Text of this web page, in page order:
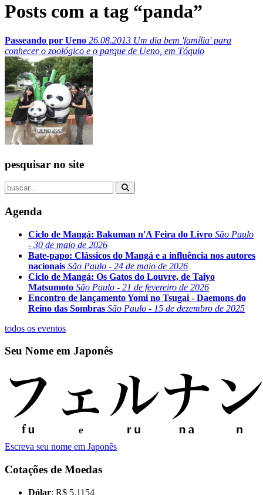
Posts com a tag “panda”
Passeando por Ueno 26.08.2013 Um dia bem 'família' para
conhecer o zoológico e o parque de Ueno, em Tóquio
pesquisar no site
Agenda
Ciclo de Mangá: Bakuman n'A Feira do Livro São Paulo
- 30 de maio de 2026
Bate-papo: Clássicos do Mangá e a influência nos autores
nacionais São Paulo - 24 de maio de 2026
Ciclo de Mangá: Os Gatos do Louvre, de Taiyo
Matsumoto São Paulo - 21 de fevereiro de 2026
Encontro de lançamento Yomi no Tsugai - Daemons do
Reino das Sombras São Paulo - 15 de dezembro de 2025
todos os eventos
Seu Nome em Japonês
Escreva seu nome em Japonês
Cotações de Moedas
Dólar: R$ 5,1154